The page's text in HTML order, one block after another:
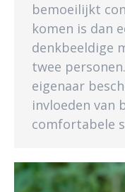
bemoeilijkt
komen is dan
denkbeeldige
twee
eigenaar
invloeden van
comfortabele